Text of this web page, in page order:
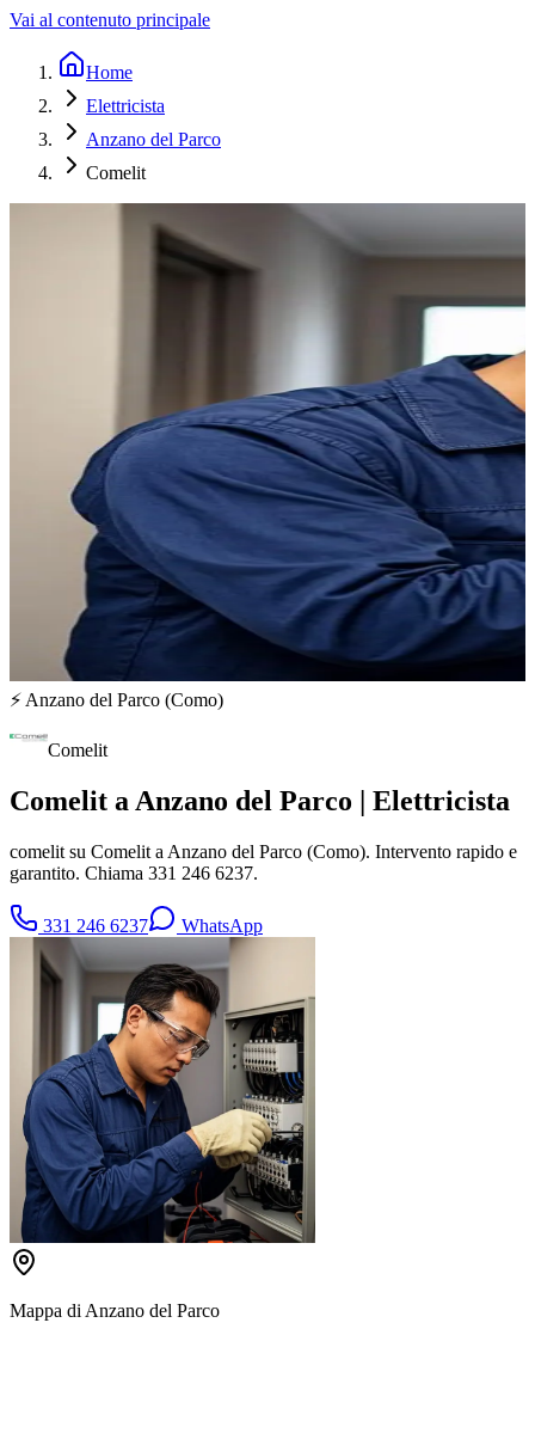
Vai al contenuto principale
Home
Elettricista
Anzano del Parco
Comelit
⚡ Anzano del Parco (Como)
Comelit
Comelit a Anzano del Parco | Elettricista
comelit su Comelit a Anzano del Parco (Como). Intervento rapido e
garantito. Chiama 331 246 6237.
331 246 6237 WhatsApp
Mappa di Anzano del Parco